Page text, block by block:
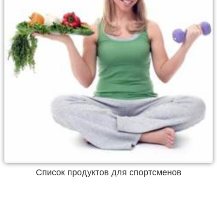
Список продуктов для спортсменов